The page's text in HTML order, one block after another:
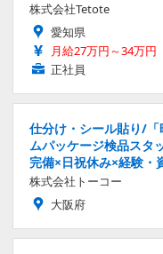
株式会社Tetote
愛知県
月給27万円～34万円
正社員
仕分け・シール貼り/
ムパッケージ検品スタ
完備×日祝休み×経験・
株式会社トーコー
大阪府